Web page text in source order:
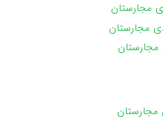
مجارستان
مجارستان
مجارستان